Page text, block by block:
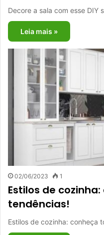
Decore a sala com esse DIY
Leia mais »
02/06/2023 1
Estilos de
tendências!
Estilos de cozinha: conheça